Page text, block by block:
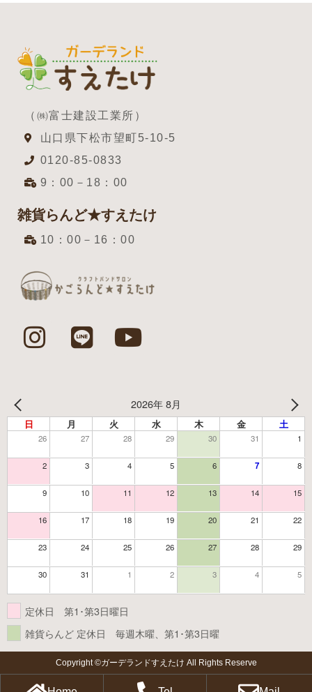
（㈱富士建設工業所）
山口県下松市望町5-10-5
0120-85-0833
9：00－18：00
雑貨らんど★すえたけ
10：00－16：00
2026年 8月
日 月 火 水 木 金 土
26 27 28 29 30 31 1
2 3 4 5 6 7 8
9 10 11 12 13 14 15
16 17 18 19 20 21 22
23 24 25 26 27 28 29
30 31 1 2 3 4 5
定休日 第1･第3日曜日
雑貨らんど 定休日 毎週木曜、第1･第3日曜
Copyright ©ガーデランドすえたけ All Rights Reserve